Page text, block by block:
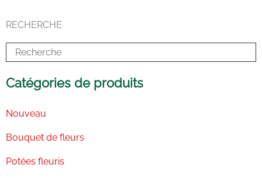
RECHERCHE
Catégories de produits
Nouveau
Bouquet de fleurs
Potées fleuris
b
o
k
e
d
n
-
i
a